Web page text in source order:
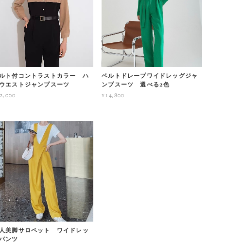
ト付コントラストカラー ハ
エストジャンプスーツ
ベルトドレープワイドレッグジャ
ンプスーツ 選べる2色
¥14,800
美脚サロペット ワイドレッ
ンツ